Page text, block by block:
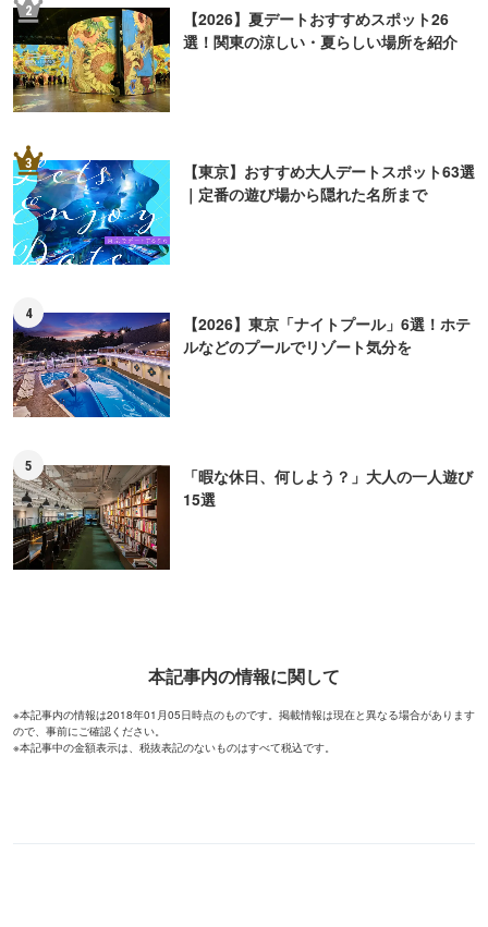
2
【2026】夏デートおすすめスポット26
選！関東の涼しい・夏らしい場所を紹介
3
【東京】おすすめ大人デートスポット63選
｜定番の遊び場から隠れた名所まで
4
【2026】東京「ナイトプール」6選！ホテ
ルなどのプールでリゾート気分を
5
「暇な休日、何しよう？」大人の一人遊び
15選
本記事内の情報に関して
※本記事内の情報は2018年01月05日時点のものです。掲載情報は現在と異なる場合があります
ので、事前にご確認ください。
※本記事中の金額表示は、税抜表記のないものはすべて税込です。